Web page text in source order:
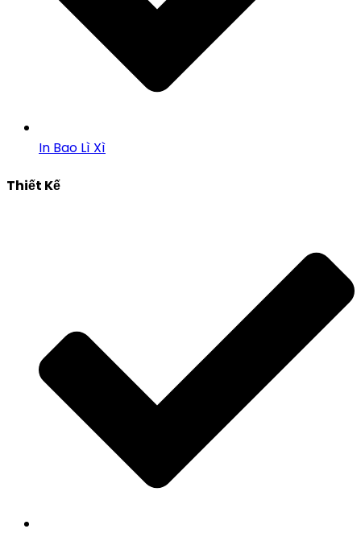
In Bao Lì Xì
Thiết Kế